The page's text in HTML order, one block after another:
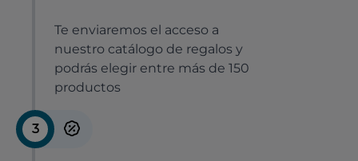
Te enviaremos el acceso a
nuestro catálogo de regalos y
podrás elegir entre más de 150
productos
3